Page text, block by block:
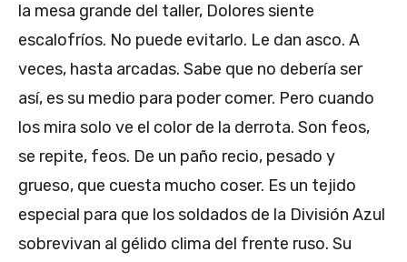
la mesa grande del taller, Dolores siente
escalofríos. No puede evitarlo. Le dan asco. A
veces, hasta arcadas. Sabe que no debería ser
así, es su medio para poder comer. Pero cuando
los mira solo ve el color de la derrota. Son feos,
se repite, feos. De un paño recio, pesado y
grueso, que cuesta mucho coser. Es un tejido
especial para que los soldados de la División Azul
sobrevivan al gélido clima del frente ruso. Su